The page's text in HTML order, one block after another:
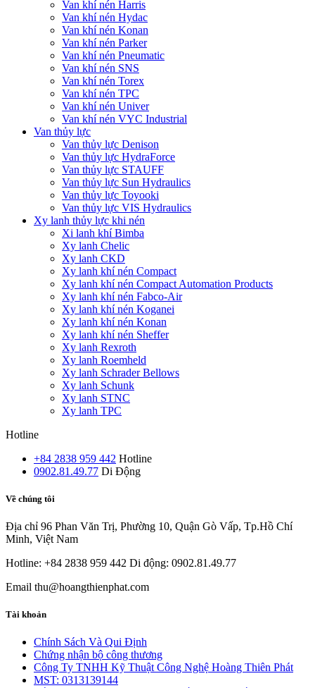
Van khí nén Harris
Van khí nén Hydac
Van khí nén Konan
Van khí nén Parker
Van khí nén Pneumatic
Van khí nén SNS
Van khí nén Torex
Van khí nén TPC
Van khí nén Univer
Van khí nén VYC Industrial
Van thủy lực
Van thủy lực Denison
Van thủy lực HydraForce
Van thủy lực STAUFF
Van thủy lực Sun Hydraulics
Van thủy lực Toyooki
Van thủy lực VIS Hydraulics
Xy lanh thủy lực khi nén
Xi lanh khí Bimba
Xy lanh Chelic
Xy lanh CKD
Xy lanh khí nén Compact
Xy lanh khí nén Compact Automation Products
Xy lanh khí nén Fabco-Air
Xy lanh khí nén Koganei
Xy lanh khí nén Konan
Xy lanh khí nén Sheffer
Xy lanh Rexroth
Xy lanh Roemheld
Xy lanh Schrader Bellows
Xy lanh Schunk
Xy lanh STNC
Xy lanh TPC
Hotline
+84 2838 959 442 Hotline
0902.81.49.77 Di Động
Về chúng tôi
Địa chỉ 96 Phan Văn Trị, Phường 10, Quận Gò Vấp, Tp.Hồ Chí
Minh, Việt Nam
Hotline: +84 2838 959 442 Di động: 0902.81.49.77
Email thu@hoangthienphat.com
Tài khoản
Chính Sách Và Qui Định
Chứng nhận bộ công thương
Công Ty TNHH Kỹ Thuật Công Nghệ Hoàng Thiên Phát
MST: 0313139144